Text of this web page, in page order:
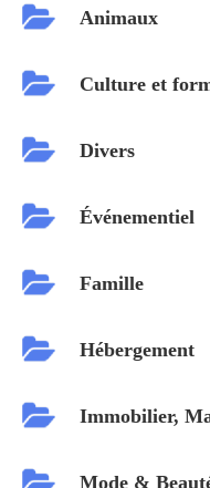
Animaux
Culture et
Divers
Événementiel
Famille
Hébergement
Immobilier,
Mode &